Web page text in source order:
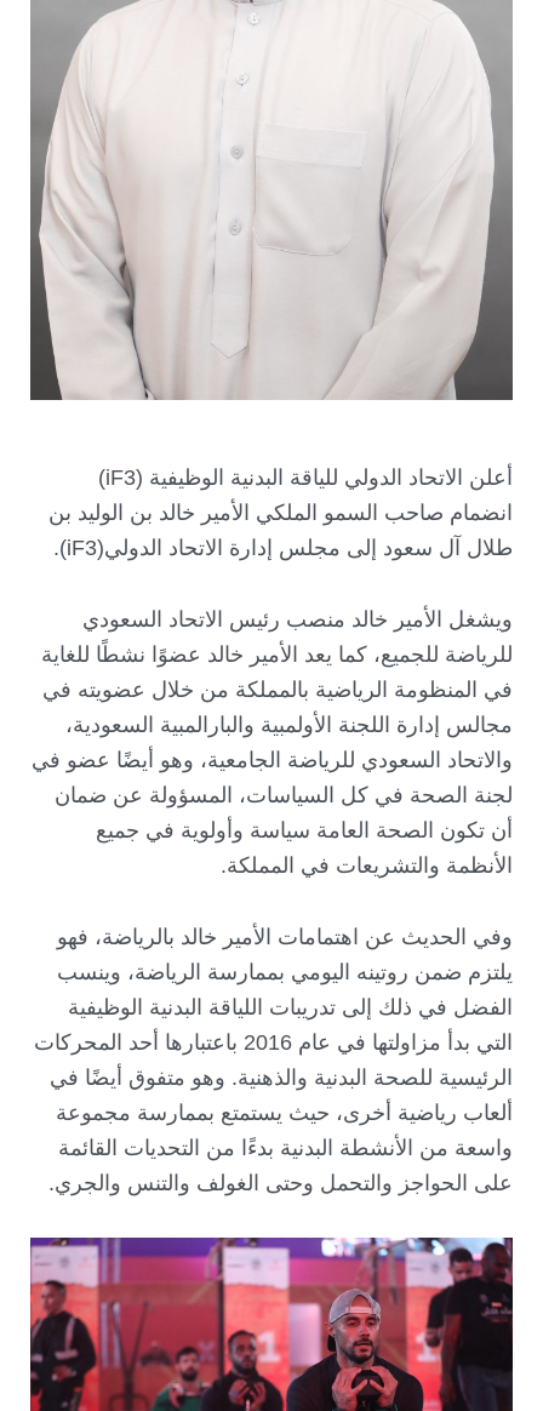
أعلن الاتحاد الدولي للياقة البدنية الوظيفية (iF3)
انضمام صاحب السمو الملكي الأمير خالد بن الوليد بن
طلال آل سعود إلى مجلس إدارة الاتحاد الدولي(iF3).
ويشغل الأمير خالد منصب رئيس الاتحاد السعودي
للرياضة للجميع، كما يعد الأمير خالد عضوًا نشطًا للغاية
في المنظومة الرياضية بالمملكة من خلال عضويته في
مجالس إدارة اللجنة الأولمبية والبارالمبية السعودية،
والاتحاد السعودي للرياضة الجامعية، وهو أيضًا عضو في
لجنة الصحة في كل السياسات، المسؤولة عن ضمان
أن تكون الصحة العامة سياسة وأولوية في جميع
الأنظمة والتشريعات في المملكة.
وفي الحديث عن اهتمامات الأمير خالد بالرياضة، فهو
يلتزم ضمن روتينه اليومي بممارسة الرياضة، وينسب
الفضل في ذلك إلى تدريبات اللياقة البدنية الوظيفية
التي بدأ مزاولتها في عام 2016 باعتبارها أحد المحركات
الرئيسية للصحة البدنية والذهنية. وهو متفوق أيضًا في
ألعاب رياضية أخرى، حيث يستمتع بممارسة مجموعة
واسعة من الأنشطة البدنية بدءًا من التحديات القائمة
على الحواجز والتحمل وحتى الغولف والتنس والجري.